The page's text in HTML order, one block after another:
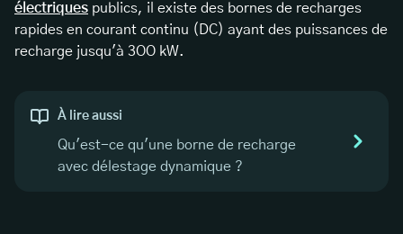
électriques publics, il existe des bornes de recharges
rapides en courant continu (DC) ayant des puissances de
recharge jusqu'à 3OO kW.
À lire aussi
Qu'est-ce qu'une borne de recharge
avec délestage dynamique ?